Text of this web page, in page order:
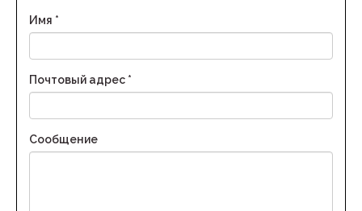
Имя *
Почтовый адрес *
Сообщение